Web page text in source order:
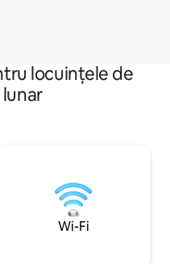
locuințele de
Wi-Fi